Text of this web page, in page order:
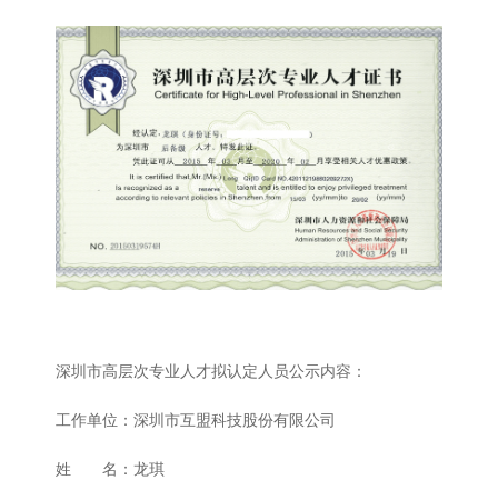
深圳市高层次专业人才拟认定人员公示内容：
工作单位：深圳市互盟科技股份有限公司
姓 名：龙琪